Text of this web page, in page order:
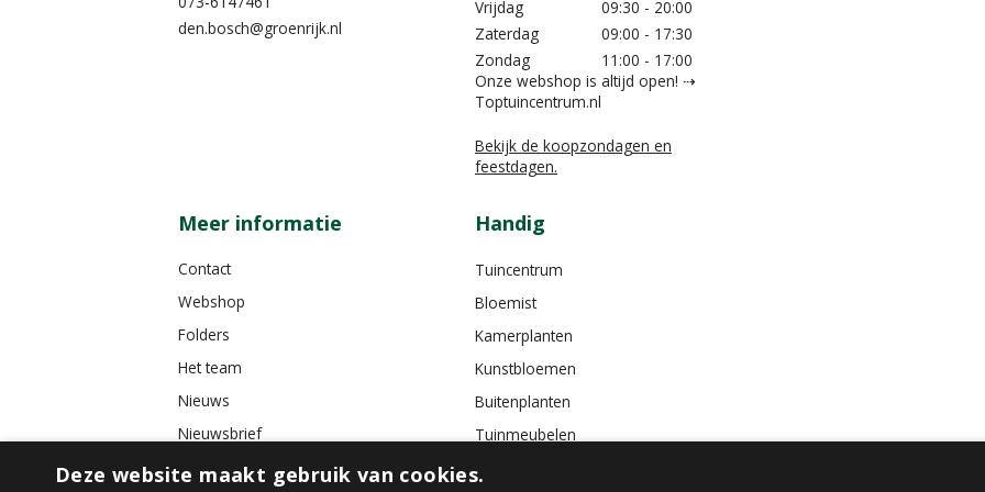
den.bosch@groenrijk.nl
Vrijdag
09:30 - 20:00
Zaterdag
09:00 - 17:30
Zondag
11:00 - 17:00
Onze webshop is altijd open! ⇢
Toptuincentrum.nl
Bekijk de koopzondagen en
feestdagen.
Meer informatie
Contact
Webshop
Folders
Het team
Nieuws
Nieuwsbrief
Tuincafé
Handig
Tuincentrum
Bloemist
Kamerplanten
Kunstbloemen
Buitenplanten
Tuinmeubelen
Deze website maakt gebruik van cookies.